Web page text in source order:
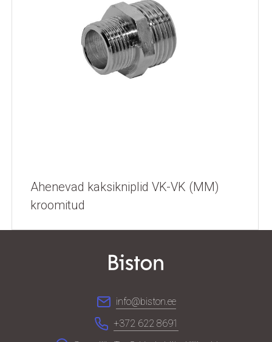
Ahenevad kaksikniplid VK-VK (MM)
kroomitud
info@biston.ee
+372 622 8691